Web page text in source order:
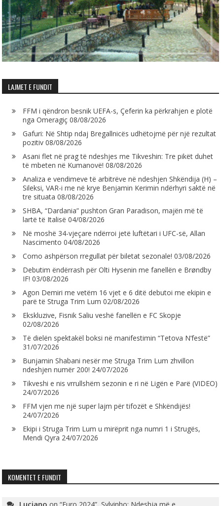
LAJMET E FUNDIT
FFM i qëndron besnik UEFA-s, Çeferin ka përkrahjen e plotë
nga Omeragiç 08/08/2026
Gafuri: Në Shtip ndaj Bregallnicës udhëtojmë për një rezultat
pozitiv 08/08/2026
Asani flet në prag të ndeshjes me Tikveshin: Tre pikët duhet
të mbeten në Kumanovë! 08/08/2026
Analiza e vendimeve të arbitrëve në ndeshjen Shkëndija (H) –
Sileksi, VAR-i me në krye Benjamin Kerimin ndërhyri saktë në
tre situata 08/08/2026
SHBA, “Dardania” pushton Gran Paradison, majën më të
lartë të Italisë 04/08/2026
Në moshë 34-vjeçare ndërroi jetë luftëtari i UFC-së, Allan
Nascimento 04/08/2026
Como ashpërson rregullat për biletat sezonale! 03/08/2026
Debutim ëndërrash për Olti Hysenin me fanellën e Brøndby
IF! 03/08/2026
Agon Demiri me vetëm 16 vjet e 6 ditë debutoi me ekipin e
parë të Struga Trim Lum 02/08/2026
Ekskluzive, Fisnik Saliu veshë fanellën e FC Skopje
02/08/2026
Të dielën spektakël boksi në manifestimin “Tetova N’festë”
31/07/2026
Bunjamin Shabani nesër me Struga Trim Lum zhvillon
ndeshjen numër 200! 24/07/2026
Tikveshi e nis vrrullshëm sezonin e ri në Ligën e Parë (VIDEO)
24/07/2026
FFM vjen me një super lajm për tifozët e Shkëndijës!
24/07/2026
Ekipi i Struga Trim Lum u mirëprit nga numri 1 i Strugës,
Mendi Qyra 24/07/2026
KOMENTET E FUNDIT
Luciano